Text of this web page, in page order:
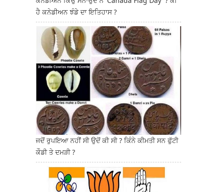
ਹੈ ਕਨੇਡੀਅਨ ਝੰਡੇ ਦਾ ਇਤਿਹਾਸ ?
ਜਦੋਂ ਰੁਪਇਆ ਨਹੀਂ ਸੀ ਉਦੋਂ ਕੀ ਸੀ ? ਕਿੰਨੇ ਕੀਮਤੀ ਸਨ ਫੁੱਟੀ
ਕੌਡੀ ਤੇ ਦਮੜੀ ?